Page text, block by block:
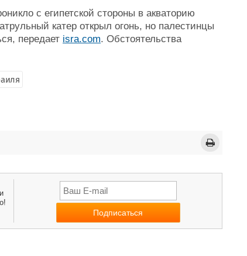
с египетской стороны в акваторию
катер открыл огонь, но палестинцы
передает isra.com. Обстоятельства